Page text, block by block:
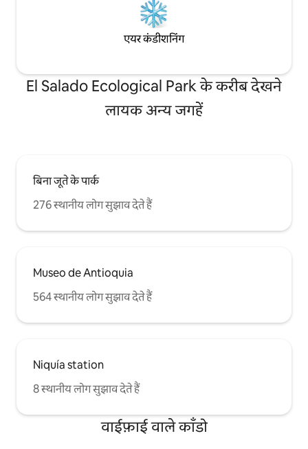
एयर कंडीशनिंग
El Salado Ecological Park के करीब देखने
लायक अन्य जगहें
बिना जूते के पार्क
276 स्थानीय लोग सुझाव देते हैं
Museo de Antioquia
564 स्थानीय लोग सुझाव देते हैं
Niquía station
8 स्थानीय लोग सुझाव देते हैं
वाईफ़ाई वाले काँडो